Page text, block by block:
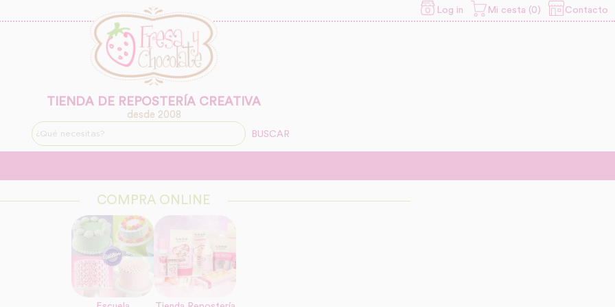
Log in Mi cesta (0) Contacto
TIENDA DE REPOSTERÍA CREATIVA
desde 2008
BUSCAR
COMPRA ONLINE